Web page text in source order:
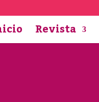
Revista